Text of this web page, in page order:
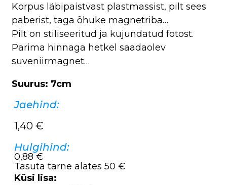
Korpus läbipaistvast plastmassist, pilt sees
paberist, taga õhuke magnetriba…
Pilt on stiliseeritud ja kujundatud fotost.
Parima hinnaga hetkel saadaolev
suveniirmagnet…
Suurus: 7cm
Jaehind:
1,40 €
Hulgihind:
0,88 €
Tasuta tarne alates 50 €
Küsi lisa: